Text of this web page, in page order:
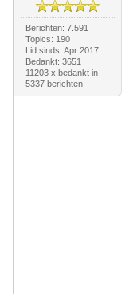
Berichten: 7.591
Topics: 190
Lid sinds: Apr 2017
Bedankt: 3651
11203 x bedankt in
5337 berichten